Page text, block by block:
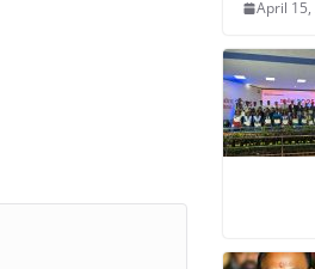
April 15,